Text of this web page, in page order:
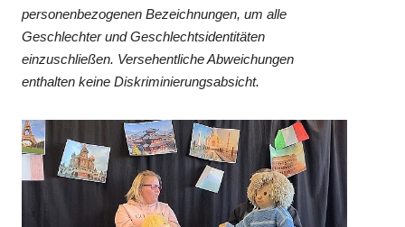
personenbezogenen Bezeichnungen, um alle
Geschlechter und Geschlechtsidentitäten
einzuschließen. Versehentliche Abweichungen
enthalten keine Diskriminierungsabsicht.